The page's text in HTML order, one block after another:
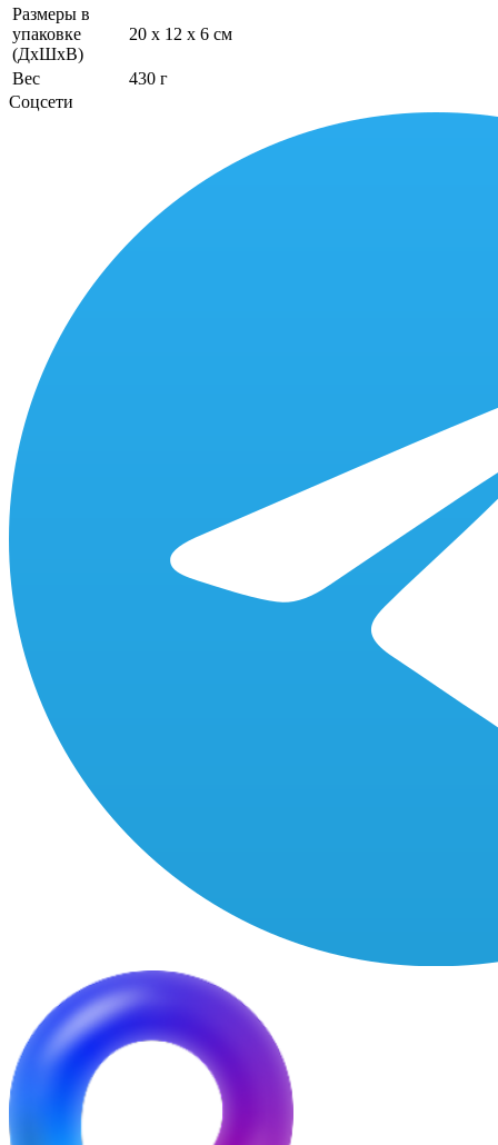
Размеры в
упаковке
(ДхШхВ)
20 x 12 x 6 см
Вес
430 г
Соцсети